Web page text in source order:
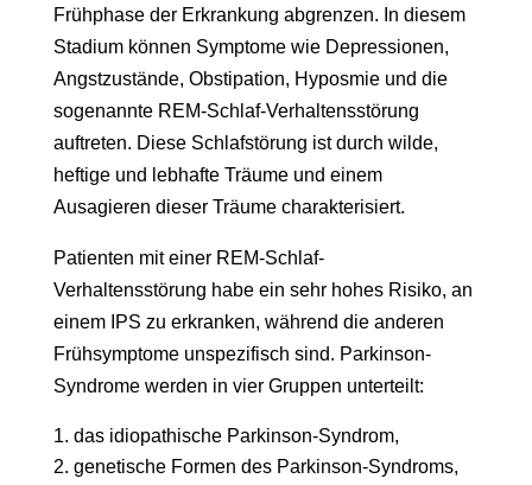
Frühphase der Erkrankung abgrenzen. In diesem
Stadium können Symptome wie Depressionen,
Angstzustände, Obstipation, Hyposmie und die
sogenannte REM-Schlaf-Verhaltensstörung
auftreten. Diese Schlafstörung ist durch wilde,
heftige und lebhafte Träume und einem
Ausagieren dieser Träume charakterisiert.
Patienten mit einer REM-Schlaf-
Verhaltensstörung habe ein sehr hohes Risiko, an
einem IPS zu erkranken, während die anderen
Frühsymptome unspezifisch sind. Parkinson-
Syndrome werden in vier Gruppen unterteilt:
das idiopathische Parkinson-Syndrom,
genetische Formen des Parkinson-Syndroms,